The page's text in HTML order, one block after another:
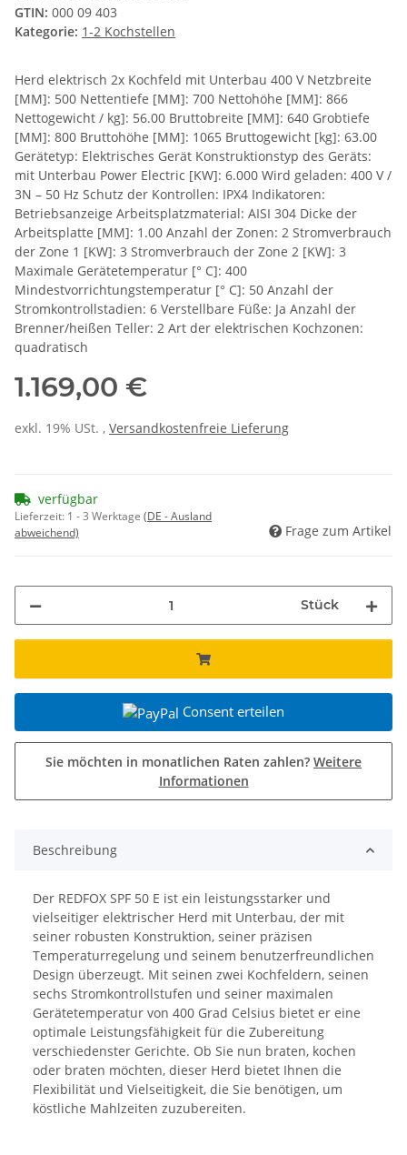
GTIN: 000 09 403
Kategorie: 1-2 Kochstellen
Herd elektrisch 2x Kochfeld mit Unterbau 400 V Netzbreite
[MM]: 500 Nettentiefe [MM]: 700 Nettohöhe [MM]: 866
Nettogewicht / kg]: 56.00 Bruttobreite [MM]: 640 Grobtiefe
[MM]: 800 Bruttohöhe [MM]: 1065 Bruttogewicht [kg]: 63.00
Gerätetyp: Elektrisches Gerät Konstruktionstyp des Geräts:
mit Unterbau Power Electric [KW]: 6.000 Wird geladen: 400 V /
3N – 50 Hz Schutz der Kontrollen: IPX4 Indikatoren:
Betriebsanzeige Arbeitsplatzmaterial: AISI 304 Dicke der
Arbeitsplatte [MM]: 1.00 Anzahl der Zonen: 2 Stromverbrauch
der Zone 1 [KW]: 3 Stromverbrauch der Zone 2 [KW]: 3
Maximale Gerätetemperatur [° C]: 400
Mindestvorrichtungstemperatur [° C]: 50 Anzahl der
Stromkontrollstadien: 6 Verstellbare Füße: Ja Anzahl der
Brenner/heißen Teller: 2 Art der elektrischen Kochzonen:
quadratisch
1.169,00 €
exkl. 19% USt. , Versandkostenfreie Lieferung
verfügbar
Lieferzeit: 1 - 3 Werktage (DE - Ausland
abweichend)
Frage zum Artikel
Stück
Consent erteilen
Sie möchten in monatlichen Raten zahlen? Weitere
Informationen
Beschreibung
Der REDFOX SPF 50 E ist ein leistungsstarker und
vielseitiger elektrischer Herd mit Unterbau, der mit
seiner robusten Konstruktion, seiner präzisen
Temperaturregelung und seinem benutzerfreundlichen
Design überzeugt. Mit seinen zwei Kochfeldern, seinen
sechs Stromkontrollstufen und seiner maximalen
Gerätetemperatur von 400 Grad Celsius bietet er eine
optimale Leistungsfähigkeit für die Zubereitung
verschiedenster Gerichte. Ob Sie nun braten, kochen
oder braten möchten, dieser Herd bietet Ihnen die
Flexibilität und Vielseitigkeit, die Sie benötigen, um
köstliche Mahlzeiten zuzubereiten.